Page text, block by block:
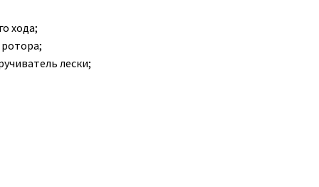
хода;
лески;